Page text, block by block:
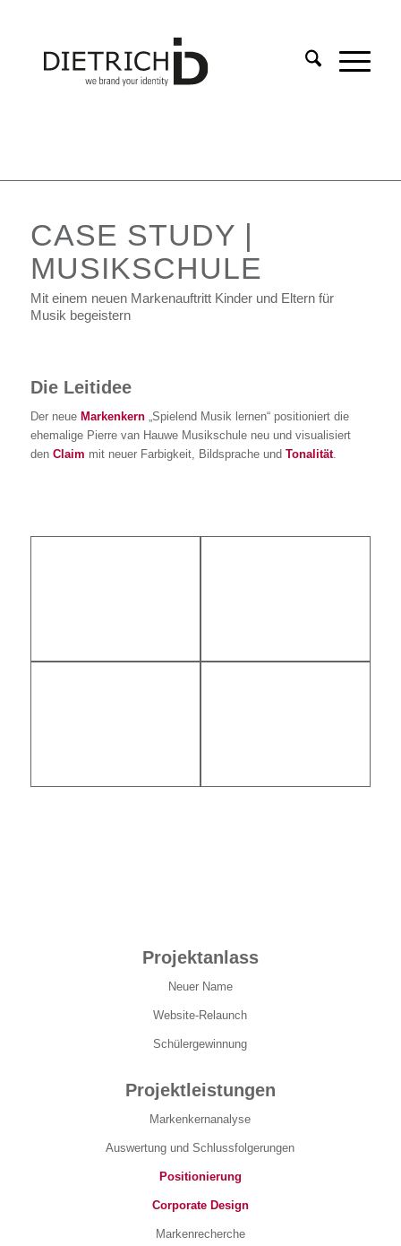
CASE STUDY |
MUSIKSCHULE
Mit einem neuen Markenauftritt Kinder und Eltern für
Musik begeistern
Die Leitidee
Der neue Markenkern„Spielend Musik lernen“ positioniert die
ehemalige Pierre van Hauwe Musikschule neu und visualisiert
den Claim mit neuer Farbigkeit, Bildsprache und Tonalität.
Projektanlass
Neuer Name
Website-Relaunch
Schülergewinnung
Projektleistungen
Markenkernanalyse
Auswertung und Schlussfolgerungen
Positionierung
Corporate Design
Markenrecherche